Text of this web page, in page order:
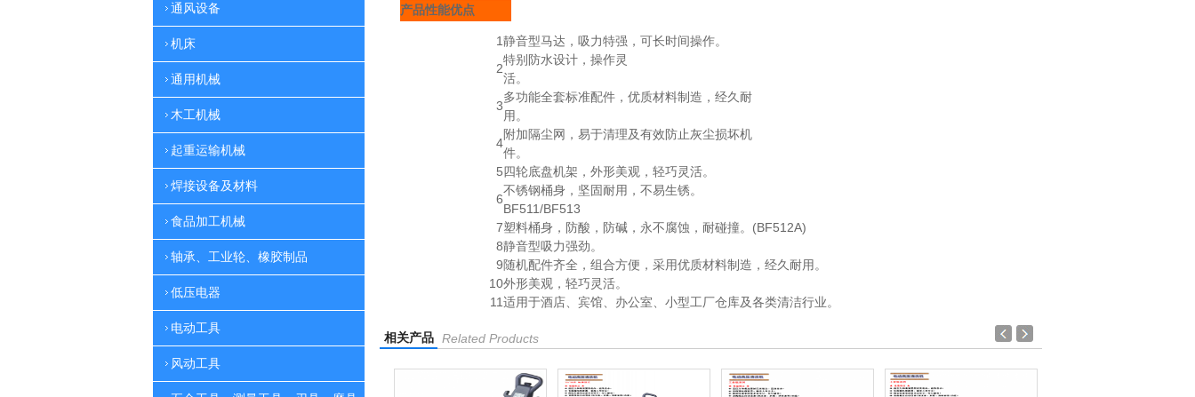
通风设备
机床
通用机械
木工机械
起重运输机械
焊接设备及材料
食品加工机械
轴承、工业轮、橡胶制品
低压电器
电动工具
风动工具
产品性能优点
1静音型马达，吸力特强，可长时间操作。
2
特别防水设计，操作灵
活。
3
多功能全套标准配件，优质材料制造，经久耐
用。
4
附加隔尘网，易于清理及有效防止灰尘损坏机
件。
5四轮底盘机架，外形美观，轻巧灵活。
6
不锈钢桶身，坚固耐用，不易生锈。
BF511/BF513
7塑料桶身，防酸，防碱，永不腐蚀，耐碰撞。(BF512A)
8静音型吸力强劲。
9随机配件齐全，组合方便，采用优质材料制造，经久耐用。
10外形美观，轻巧灵活。
11适用于酒店、宾馆、办公室、小型工厂仓库及各类清洁行业。
相关产品 Related Products